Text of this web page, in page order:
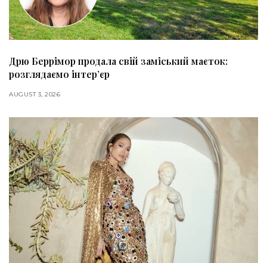
Дрю Беррімор продала свій заміський маєток:
розглядаємо інтер’єр
AUGUST 3, 2026